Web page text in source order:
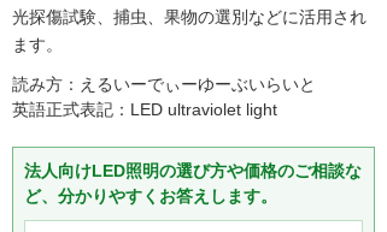
光探傷試験、捕虫、果物の選別などに活用され
ます。
読み方：えるいーでぃーゆーぶいらいと
英語正式表記：LED ultraviolet light
法人向けLED照明の選び方や価格のご相談な
ど、分かりやすくお答えします。